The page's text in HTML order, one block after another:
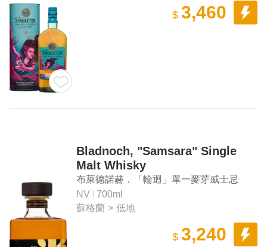
$ 3,460
Bladnoch, "Samsara" Single
Malt Whisky
布萊德諾赫．「輪迴」單一麥芽威士忌
NV
700ml
蘇格蘭 > 低地
$ 3,240